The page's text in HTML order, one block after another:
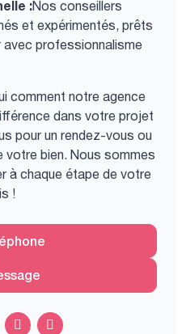
:Nos conseillers
et expérimentés, prêts
professionnalisme
comment notre agence
dans votre projet
pour un rendez-vous ou
bien. Nous sommes
à chaque étape de votre
!